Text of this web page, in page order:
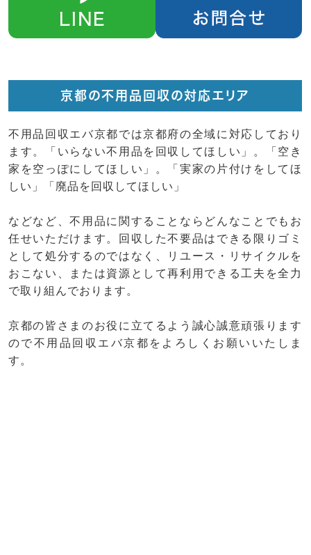
京都の不用品回収の対応エリア
不用品回収エバ京都では京都府の全域に対応しており
ます。「いらない不用品を回収してほしい」。「空き
家を空っぽにしてほしい」。「実家の片付けをしてほ
しい」「廃品を回収してほしい」
などなど、不用品に関することならどんなことでもお
任せいただけます。回収した不要品はできる限りゴミ
として処分するのではなく、リユース・リサイクルを
おこない、または資源として再利用できる工夫を全力
で取り組んでおります。
京都の皆さまのお役に立てるよう誠心誠意頑張ります
ので不用品回収エバ京都をよろしくお願いいたしま
す。